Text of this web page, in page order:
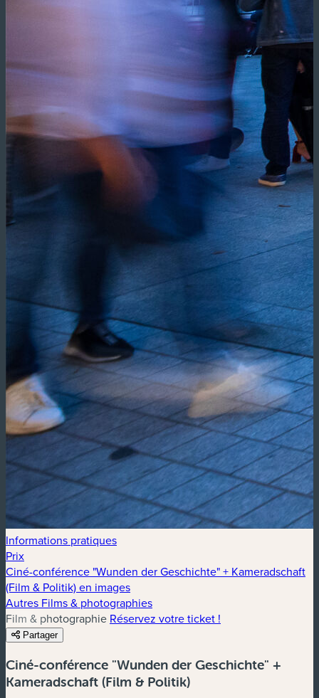
Informations pratiques
Prix
Ciné-conférence "Wunden der Geschichte" + Kameradschaft
(Film & Politik) en images
Autres Films & photographies
Film & photographie Réservez votre ticket !
Partager
Ciné-conférence "Wunden der Geschichte" +
Kameradschaft (Film & Politik)